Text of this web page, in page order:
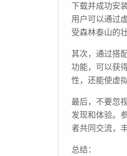
下载并成功安
用户可以通过
受森林泰山的
其次，通过搭
功能，可以获
性，还能使虚
最后，不要忽
发现和体验。
者共同交流，
总结：